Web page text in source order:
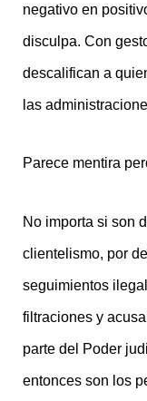
negativo en
disculpa. Con
descalifican a
las
Parece mentira
No importa si son
clientelismo, por
seguimientos
filtraciones y
parte del Poder
entonces son los